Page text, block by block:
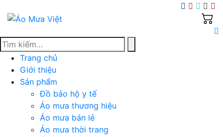
Trang chủ
Giới thiệu
Sản phẩm
Đồ bảo hộ y tế
Áo mưa thương hiệu
Áo mưa bán lẻ
Áo mưa thời trang